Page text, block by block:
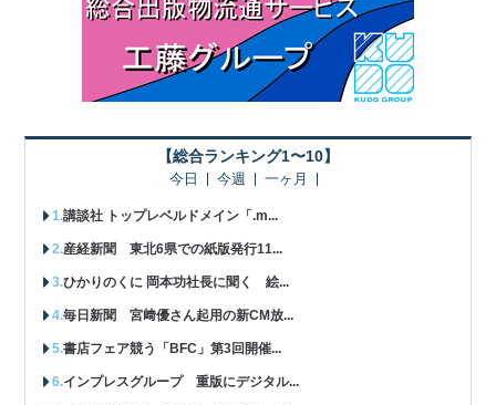
【総合ランキング1〜10】
今日 今週 一ヶ月
講談社 トップレベルドメイン「.m...
産経新聞 東北6県での紙版発行11...
ひかりのくに 岡本功社長に聞く 絵...
毎日新聞 宮﨑優さん起用の新CM放...
書店フェア競う「BFC」第3回開催...
インプレスグループ 重版にデジタル...